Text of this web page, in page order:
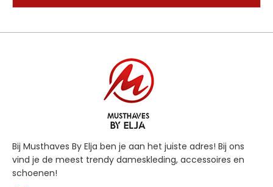
Contact
Bij Musthaves By Elja ben je aan het juiste adres! Bij ons
vind je de meest trendy dameskleding, accessoires en
schoenen!